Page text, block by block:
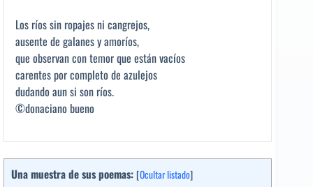
Los ríos sin ropajes ni cangrejos,
ausente de galanes y amoríos,
que observan con temor que están vacíos
carentes por completo de azulejos
dudando aun si son ríos.
©donaciano bueno
Una muestra de sus poemas: [Ocultar listado]